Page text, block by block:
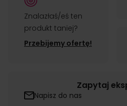
Znalazłaś/eś ten
produkt taniej?
Przebijemy ofertę!
Zapytaj
Napisz do nas